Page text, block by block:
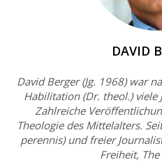
DAVID
David Berger (Jg. 1968) war
Habilitation (Dr. theol.) viele
Zahlreiche
Theologie des Mittelalters.
perennis) und freier
Freiheit,